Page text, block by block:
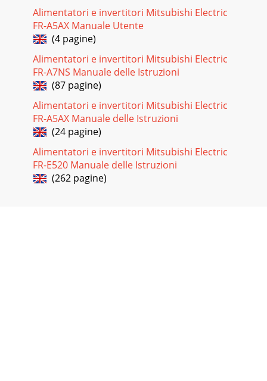
Alimentatori e invertitori Mitsubishi Electric
FR-A5AX Manuale Utente
(4 pagine)
Alimentatori e invertitori Mitsubishi Electric
FR-A7NS Manuale delle Istruzioni
(87 pagine)
Alimentatori e invertitori Mitsubishi Electric
FR-A5AX Manuale delle Istruzioni
(24 pagine)
Alimentatori e invertitori Mitsubishi Electric
FR-E520 Manuale delle Istruzioni
(262 pagine)